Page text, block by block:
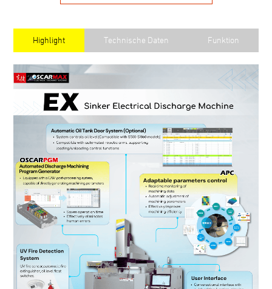
Highlight Technische Daten Funktion